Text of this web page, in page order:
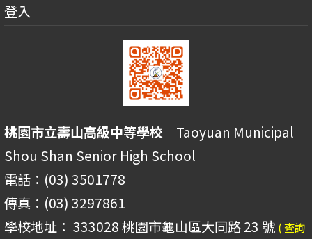
登入
桃園市立壽山高級中等學校 Taoyuan Municipal
Shou Shan Senior High School
電話：(03) 3501778
傳真：(03) 3297861
學校地址： 333028 桃園市龜山區大同路 23 號 ( 查詢